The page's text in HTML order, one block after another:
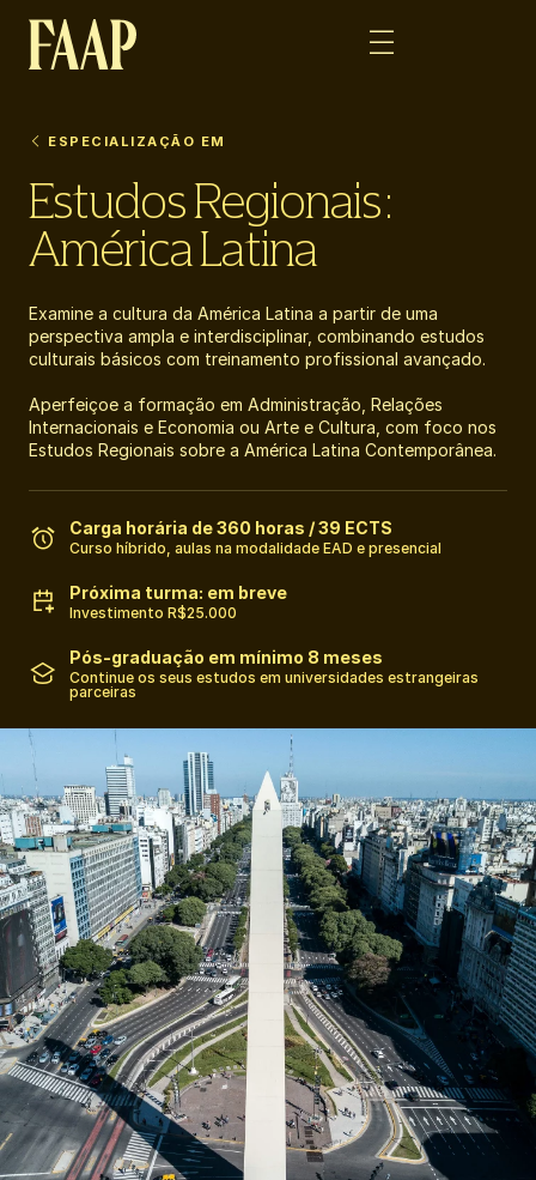
ESPECIALIZAÇÃO EM
Estudos Regionais:
América Latina
Examine a cultura da América Latina a partir de uma
perspectiva ampla e interdisciplinar, combinando estudos
culturais básicos com treinamento profissional avançado.
Aperfeiçoe a formação em Administração, Relações
Internacionais e Economia ou Arte e Cultura, com foco nos
Estudos Regionais sobre a América Latina Contemporânea.
Carga horária de 360 horas / 39 ECTS
Curso híbrido,​ aulas na modalidade EAD e presencial​
Próxima turma: em breve
Investimento R$25.000
Pós-graduação em mínimo 8 meses
Continue os seus estudos em universidades estrangeiras
parceiras